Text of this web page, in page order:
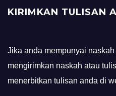
KIRIMKAN TULISAN
Jika anda mempunyai
mengirimkan naskah atau
menerbitkan tulisan anda di